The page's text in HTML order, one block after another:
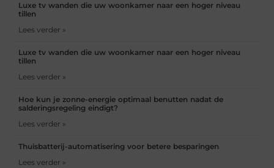
Luxe tv wanden die uw woonkamer naar een hoger niveau
tillen
Lees verder »
Luxe tv wanden die uw woonkamer naar een hoger niveau
tillen
Lees verder »
Hoe kun je zonne-energie optimaal benutten nadat de
salderingsregeling eindigt?
Lees verder »
Thuisbatterij-automatisering voor betere besparingen
Lees verder »